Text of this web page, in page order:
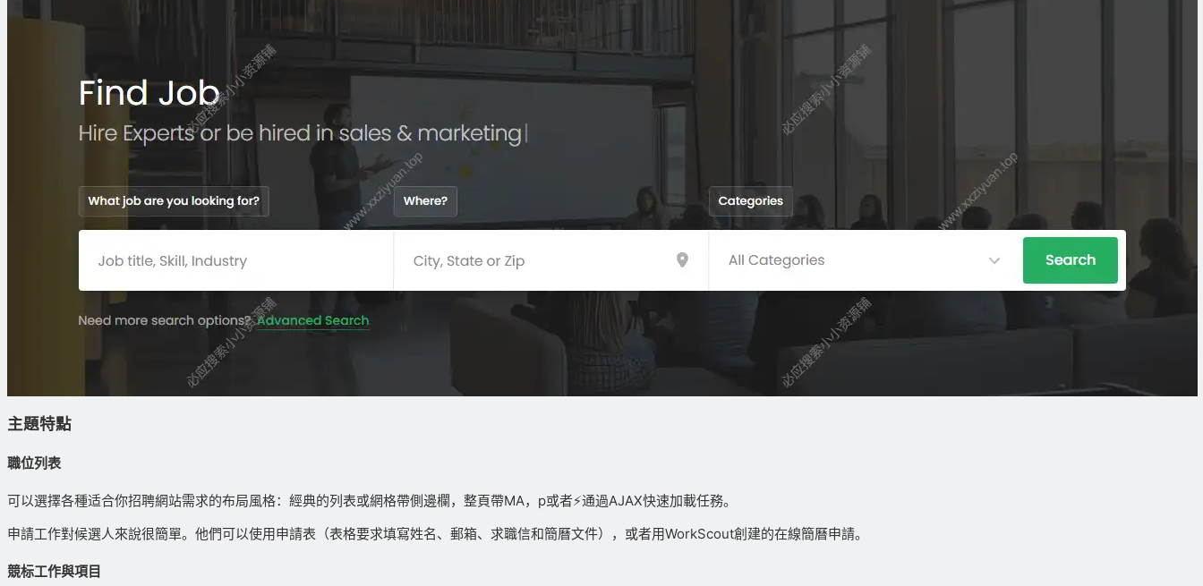
主題特點
職位列表
可以選擇各種适合你招聘網站需求的布局風格：經典的列表或網格帶側邊欄，整頁帶MA，p️或者⚡通過AJAX快速加載任務。
申請工作對候選人來說很簡單。他們可以使用申請表（表格要求填寫姓名、郵箱、求職信和簡曆文件），或者用WorkScout創建的在線簡曆申請。
競标工作與項目